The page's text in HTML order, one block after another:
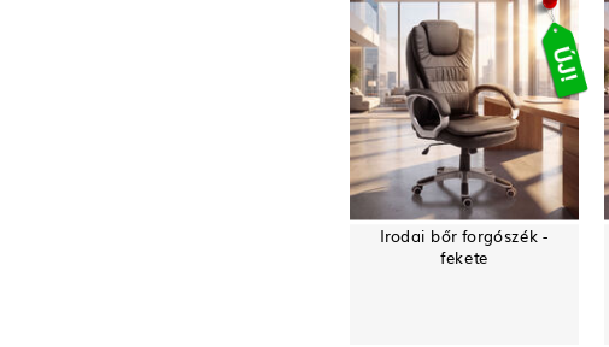
Irodai bőr forgószék -
fekete